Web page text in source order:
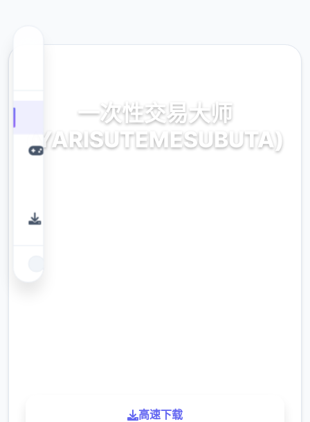
一次性交易大师
(YARISUTEMESUBUTA)
高速下载